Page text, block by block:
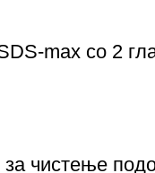
max со 2
чистење